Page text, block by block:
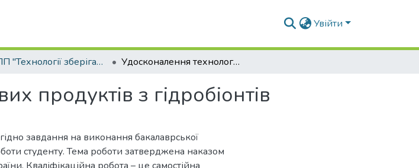
Увійти
ОПП "Технології зберігання та переробки водних біоресурсів" Удосконалення технології мусових продуктів з гідробіонтів
продуктів з гідробіонтів
завдання на виконання бакалаврської
студенту. Тема роботи затверджена наказом